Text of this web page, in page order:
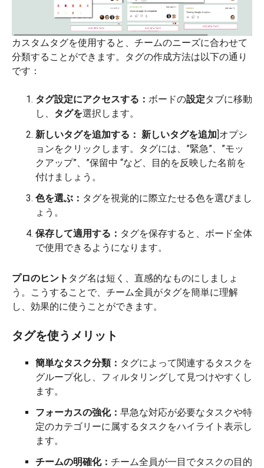
カスタムタグを使用すると、チームのニーズに合わせて
分類することができます。タグの作成方法は以下の通り
です：
タグ設定にアクセスする： ボードの設定タブに移動
し、 タグを選択します。
新しいタグを追加する： 新しいタグを追加]オプシ
ョンをクリックします。タグには、”緊急”、”モッ
クアップ”、”保留中 “など、目的を反映した名前を
付けましょう。
色を選ぶ： タグを視覚的に際立たせる色を選びまし
ょう。
保存して適用する： タグを保存すると、ボード全体
で使用できるようになります。
プロのヒント タグ名は短く、直感的なものにしましょ
う。こうすることで、チーム全員がタグを簡単に理解
し、効果的に使うことができます。
タグを使うメリット
簡単なタスク分類： タグによって関連するタスクを
グループ化し、フィルタリングして見つけやすくし
ます。
フォーカスの強化： 早急な対応が必要なタスクや特
定のカテゴリーに属するタスクをハイライト表示し
ます。
チームの明確化： チーム全員が一目でタスクの目的